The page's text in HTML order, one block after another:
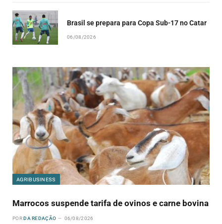
Brasil se prepara para Copa Sub-17 no Catar
06/08/2026
AGRIBUSINESS
Marrocos suspende tarifa de ovinos e carne bovina
POR DA REDAÇÃO 06/08/2026